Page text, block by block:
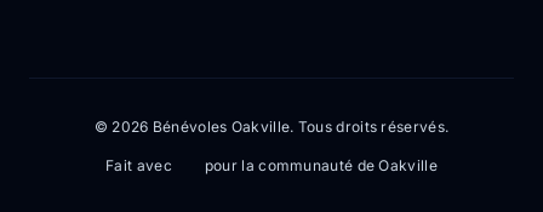
© 2026 Bénévoles Oakville. Tous droits réservés.
Fait avec pour la communauté de Oakville